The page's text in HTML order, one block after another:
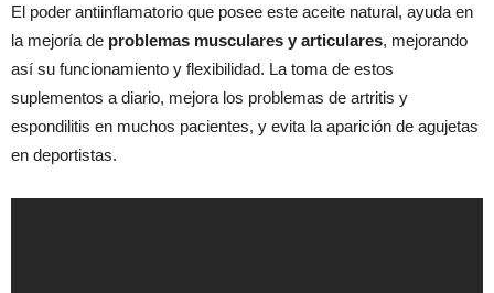
El poder antiinflamatorio que posee este aceite natural, ayuda en
la mejoría de problemas musculares y articulares, mejorando
así su funcionamiento y flexibilidad. La toma de estos
suplementos a diario, mejora los problemas de artritis y
espondilitis en muchos pacientes, y evita la aparición de agujetas
en deportistas.